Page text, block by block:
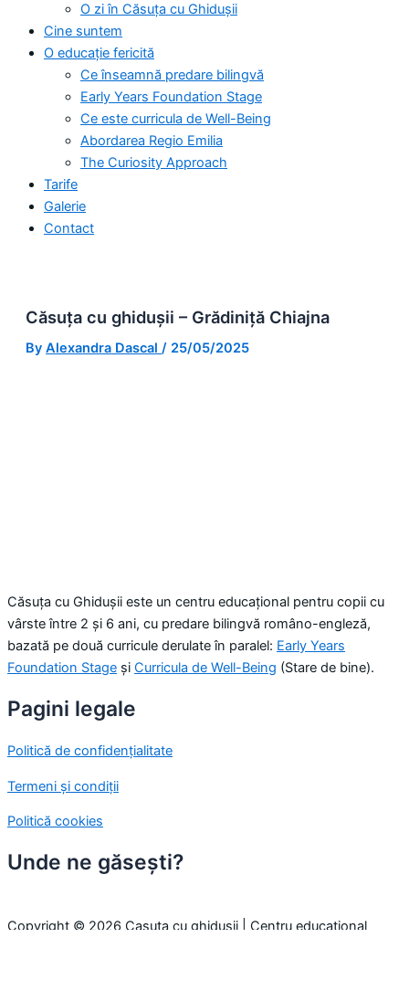
O zi în Căsuța cu Ghidușii
Cine suntem
O educație fericită
Ce înseamnă predare bilingvă
Early Years Foundation Stage
Ce este curricula de Well-Being
Abordarea Regio Emilia
The Curiosity Approach
Tarife
Galerie
Contact
Căsuța cu ghidușii – Grădiniță Chiajna
By Alexandra Dascal / 25/05/2025
Căsuța cu Ghidușii este un centru educațional pentru copii cu
vârste între 2 și 6 ani, cu predare bilingvă româno-engleză,
bazată pe două curricule derulate în paralel: Early Years
Foundation Stage și Curricula de Well-Being (Stare de bine).
Pagini legale
Politică de confidențialitate
Termeni și condiții
Politică cookies
Unde ne găsești?
Copyright © 2026 Casuta cu ghidusii | Centru educațional